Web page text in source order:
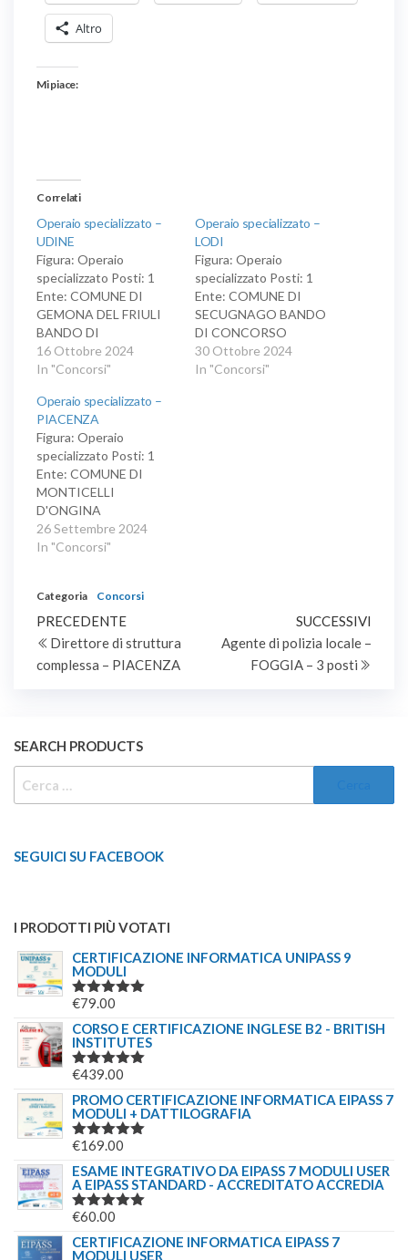
Altro
Mi piace:
Correlati
Operaio specializzato –
UDINE
Figura: Operaio
specializzato Posti: 1
Ente: COMUNE DI
GEMONA DEL FRIULI
BANDO DI
CONCORSO
PUBBLICO PER LA
POSTO DI OPERAIO
SPECIALIZZATO, CAT.
B, POSIZIONE
ECONOMICA B1 A
TEMPO
INDETERMINATO E
PIENO PRESSO L’AREA
TECNICA -
MANUTENTIVA DEL
prioritariamente ai
volontari delle FF.AA.)
16 Ottobre 2024
In "Concorsi"
Operaio specializzato –
LODI
Figura: Operaio
specializzato Posti: 1
Ente: COMUNE DI
SECUGNAGO BANDO
DI CONCORSO
PUBBLICO PER SOLI
ESAMI PER LA
30 Ottobre 2024
In "Concorsi"
Operaio specializzato –
PIACENZA
Figura: Operaio
specializzato Posti: 1
Ente: COMUNE DI
MONTICELLI
D'ONGINA
CONCORSO
PUBBLICO PER ESAMI
INDETERMINATO DI N.
1 UNITA' NEL PROFILO
DI OPERAIO
SERVIZI TECNICO-
26 Settembre 2024
In "Concorsi"
Categoria Concorsi
Navigazione
articoli
Articolo
precedente
PRECEDENTE
Direttore di struttura
complessa – PIACENZA
SUCCESSIVI
Agente di polizia locale –
FOGGIA – 3 posti
SEARCH PRODUCTS
SEGUICI SU FACEBOOK
I PRODOTTI PIÙ VOTATI
CERTIFICAZIONE INFORMATICA UNIPASS 9
MODULI
VALUTATO
€79.00
CORSO E CERTIFICAZIONE INGLESE B2 - BRITISH
INSTITUTES
VALUTATO
€439.00
PROMO CERTIFICAZIONE INFORMATICA EIPASS 7
MODULI + DATTILOGRAFIA
VALUTATO
€169.00
ESAME INTEGRATIVO DA EIPASS 7 MODULI USER
A EIPASS STANDARD - ACCREDITATO ACCREDIA
VALUTATO
€60.00
CERTIFICAZIONE INFORMATICA EIPASS 7
MODULI USER